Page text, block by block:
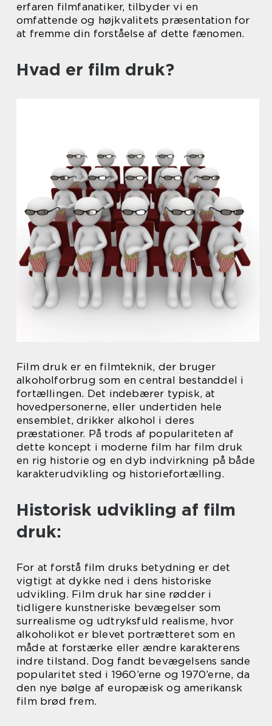
erfaren filmfanatiker, tilbyder vi en
omfattende og højkvalitets præsentation for
at fremme din forståelse af dette fænomen.
Hvad er film druk?
Film druk er en filmteknik, der bruger
alkoholforbrug som en central bestanddel i
fortællingen. Det indebærer typisk, at
hovedpersonerne, eller undertiden hele
ensemblet, drikker alkohol i deres
præstationer. På trods af populariteten af
dette koncept i moderne film har film druk
en rig historie og en dyb indvirkning på både
karakterudvikling og historiefortælling.
Historisk udvikling af film
druk:
For at forstå film druks betydning er det
vigtigt at dykke ned i dens historiske
udvikling. Film druk har sine rødder i
tidligere kunstneriske bevægelser som
surrealisme og udtryksfuld realisme, hvor
alkoholikot er blevet portrætteret som en
måde at forstærke eller ændre karakterens
indre tilstand. Dog fandt bevægelsens sande
popularitet sted i 1960’erne og 1970’erne, da
den nye bølge af europæisk og amerikansk
film brød frem.